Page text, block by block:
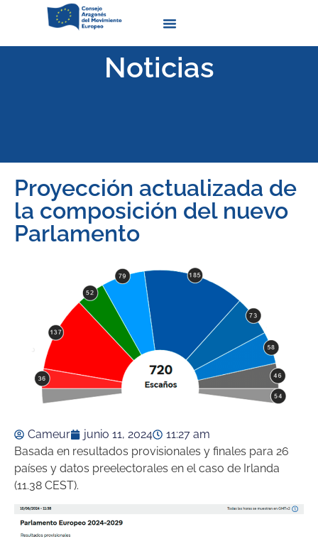
Noticias
Proyección actualizada de
la composición del nuevo
Parlamento
Cameur junio 11, 2024
11:27 am
Basada en resultados provisionales y finales para 26
países y datos preelectorales en el caso de Irlanda
(11.38 CEST).